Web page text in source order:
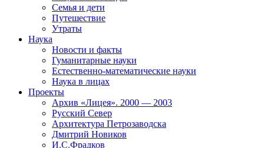
Семья и дети
Путешествие
Утраты
Наука
Новости и факты
Гуманитарные науки
Естественно-математические науки
Наука в лицах
Проекты
Архив «Лицея». 2000 — 2003
Русский Север
Архитектура Петрозаводска
Дмитрий Новиков
И.С.Фрадков